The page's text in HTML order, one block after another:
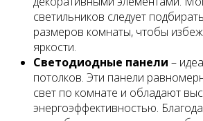
светильников следует
размеров комнаты, чтобы
яркости.
Светодиодные панели –
потолков. Эти панели
свет по комнате и обладают
энергоэффективностью.